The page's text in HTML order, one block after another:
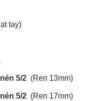
tay)
5/2 (Ren 13mm)
5/2 (Ren 17mm)